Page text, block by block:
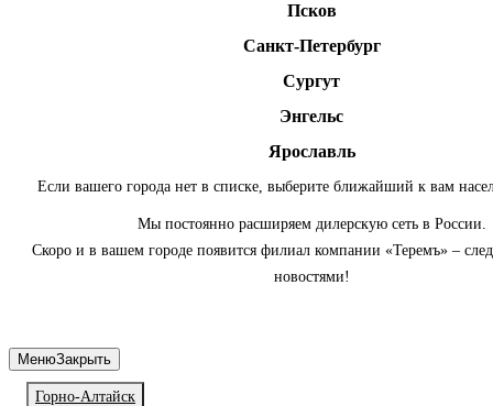
Псков
Санкт-Петербург
Сургут
Энгельс
Ярославль
Если вашего города нет в списке, выберите ближайший к вам
Мы постоянно расширяем дилерскую сеть в России.
Скоро и в вашем городе появится филиал компании «Теремъ» –
новостями!
Горно-Алтайск
МенюЗакрыть